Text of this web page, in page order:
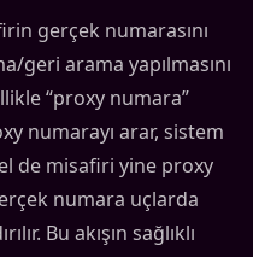
gerçek numarasını
geri arama yapılmasını
“proxy numara”
numarayı arar, sistem
de misafiri yine proxy
numara uçlarda
Bu akışın sağlıklı